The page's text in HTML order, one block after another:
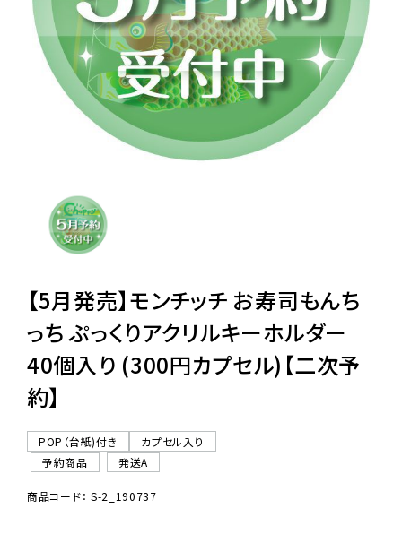
販促用空カプセル
レンタル
景品・玩具・文具
販促用カプセルトイ
06-6282-7659
【5月発売】モンチッチ お寿司もんち
っち ぷっくりアクリルキーホルダー
40個入り (300円カプセル)【二次予
約】
POP（台紙)付き
カプセル入り
予約商品
発送A
商品コード： S-2_190737